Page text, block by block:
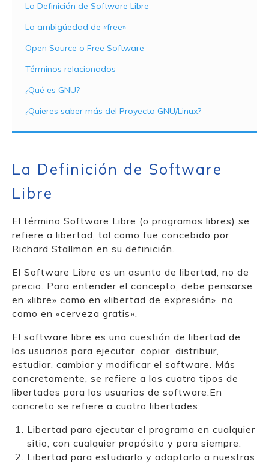
La Definición de Software Libre
La ambigüedad de «free»
Open Source o Free Software
Términos relacionados
¿Qué es GNU?
¿Quieres saber más del Proyecto GNU/Linux?
La Definición de Software
Libre
El término Software Libre (o programas libres) se
refiere a libertad, tal como fue concebido por
Richard Stallman en su definición.
El Software Libre es un asunto de libertad, no de
precio. Para entender el concepto, debe pensarse
en «libre» como en «libertad de expresión», no
como en «cerveza gratis».
El software libre es una cuestión de libertad de
los usuarios para ejecutar, copiar, distribuir,
estudiar, cambiar y modificar el software. Más
concretamente, se refiere a los cuatro tipos de
libertades para los usuarios de software:En
concreto se refiere a cuatro libertades:
Libertad para ejecutar el programa en cualquier
sitio, con cualquier propósito y para siempre.
Libertad para estudiarlo y adaptarlo a nuestras